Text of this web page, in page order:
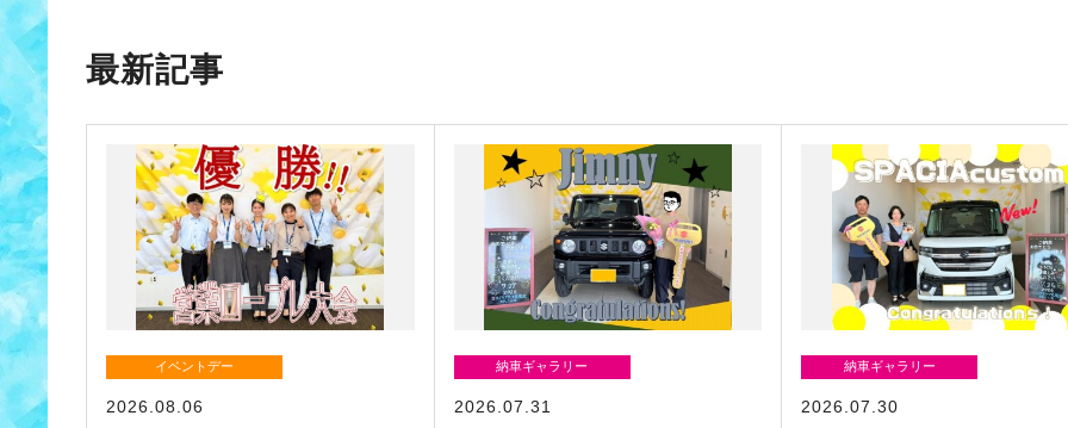
最新記事
イベントデー
2026.08.06
納車ギャラリー
2026.07.31
納車ギャラリー
2026.07.30